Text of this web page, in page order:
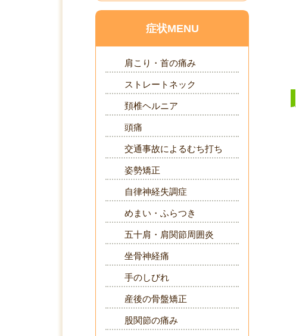
症状MENU
肩こり・首の痛み
ストレートネック
頚椎ヘルニア
頭痛
交通事故によるむち打ち
姿勢矯正
自律神経失調症
めまい・ふらつき
五十肩・肩関節周囲炎
坐骨神経痛
手のしびれ
産後の骨盤矯正
股関節の痛み